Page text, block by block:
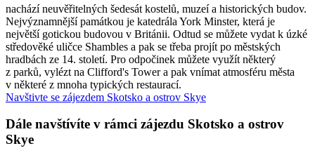
nachází neuvěřitelných šedesát kostelů, muzeí a historických budov.
Nejvýznamnější památkou je katedrála York Minster, která je
největší gotickou budovou v Británii. Odtud se můžete vydat k úzké
středověké uličce Shambles a pak se třeba projít po městských
hradbách ze 14. století. Pro odpočinek můžete využít některý
z parků, vylézt na Clifford's Tower a pak vnímat atmosféru města
v některé z mnoha typických restaurací.
Navštivte se zájezdem Skotsko a ostrov Skye
Dále navštívíte v rámci zájezdu Skotsko a ostrov
Skye